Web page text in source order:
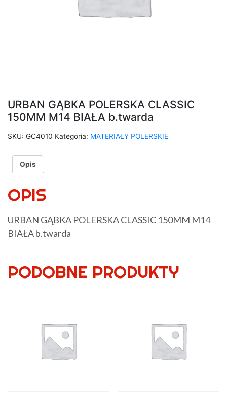
URBAN GĄBKA POLERSKA CLASSIC
150MM M14 BIAŁA b.twarda
SKU: GC4010 Kategoria: MATERIAŁY POLERSKIE
Opis
OPIS
URBAN GĄBKA POLERSKA CLASSIC 150MM M14
BIAŁA b.twarda
PODOBNE PRODUKTY